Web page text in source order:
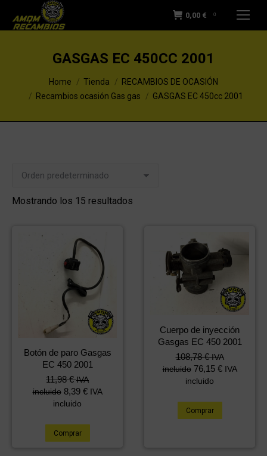
0,00 € 0
GASGAS EC 450CC 2001
You are here:Home Tienda
RECAMBIOS DE OCASIÓN
Recambios ocasión Gas gas
GASGAS EC 450cc 2001
Mostrando los 15 resultados
Botón de paro Gasgas
EC 450 2001
11,98€ IVA
incluido 8,39 € IVA
incluido
Comprar
Cuerpo de inyección
Gasgas EC 450 2001
108,78€ IVA
incluido 76,15 € IVA
incluido
Comprar